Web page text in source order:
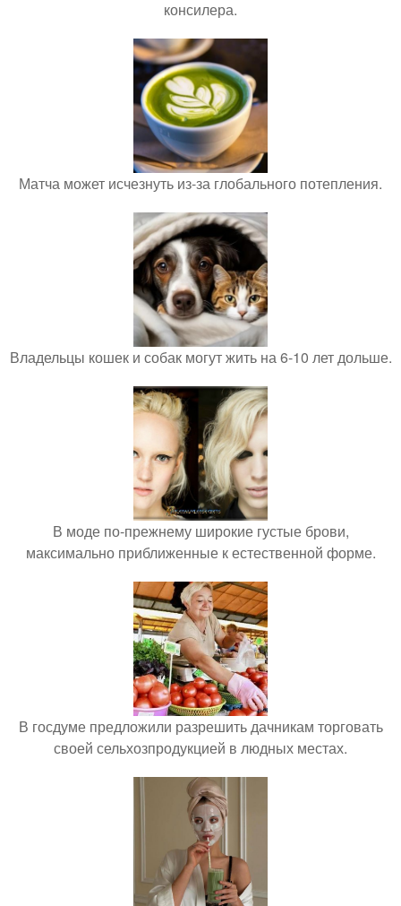
консилера.
Матча может исчезнуть из-за глобального потепления.
Владельцы кошек и собак могут жить на 6-10 лет дольше.
В моде по-прежнему широкие густые брови,
максимально приближенные к естественной форме.
В госдуме предложили разрешить дачникам торговать
своей сельхозпродукцией в людных местах.